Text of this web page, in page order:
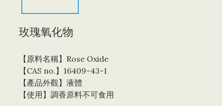
玫瑰氧化物
【原料名稱】Rose Oxide
【CAS no.】16409-43-1
【產品外觀】液體
【使用】調香原料不可食用